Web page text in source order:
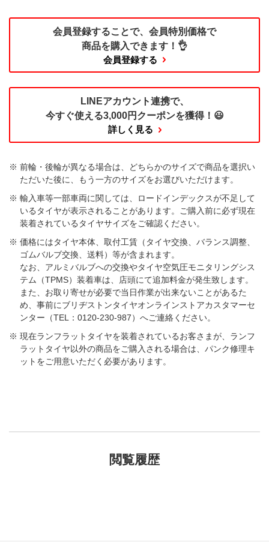
会員登録することで、 会員特別価格で
商品を購入できます！👌
会員登録する
LINEアカウント連携で、
今すぐ使える3,000円クーポンを獲得！😃
詳しく見る
前輪・後輪が異なる場合は、どちらかのサイズで商品を選択い
ただいた後に、もう一方のサイズをお選びいただけます。​
輸入車等一部車両に関しては、ロードインデックスが不足して
いるタイヤが表示されることがあります。ご購入前に必ず現在
装着されているタイヤサイズをご確認ください。
価格にはタイヤ本体、取付工賃（タイヤ交換、バランス調整、
ゴムバルブ交換、送料）等が含まれます。
なお、アルミバルブへの交換やタイヤ空気圧モニタリングシス
テム（TPMS）装着車は、店頭にて追加料金が発生致します。
また、お取り寄せが必要で当日作業が出来ないことがあるた
め、事前にブリヂストンタイヤオンラインストアカスタマーセ
ンター（TEL：0120-230-987）へご連絡ください。
現在ランフラットタイヤを装着されているお客さまが、ランフ
ラットタイヤ以外の商品をご購入される場合は、パンク修理キ
ットをご用意いただく必要があります。
閲覧履歴